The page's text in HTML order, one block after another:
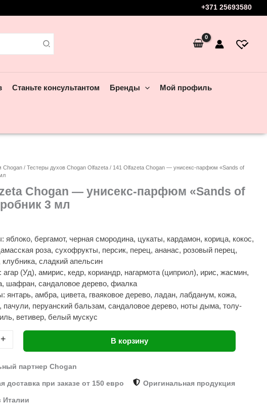
+371 25693580
Станьте консультантом Бренды Мой профиль
/Тестеры духов Chogan Olfazeta / 141 Olfazeta Chogan — унисекс-парфюм «Sands of
Chogan — унисекс-парфюм «Sands of
3 мл
яблоко, бергамот, черная смородина, цукаты, кардамон, корица, кокос,
роза, сухофрукты, персик, перец, ананас, розовый перец,
сладкий апельсин
(Уд), амирис, кедр, кориандр, нагармота (циприол), ирис, жасмин,
шафран, сандаловое дерево, фиалка
янтарь, амбра, цивета, гваяковое дерево, ладан, лабданум, кожа,
перуанский бальзам, сандаловое дерево, ноты дыма, толу-
ветивер, белый мускус
+ В корзину
партнер Chogan
доставка при заказе от 150 евро Оригинальная продукция
Италии